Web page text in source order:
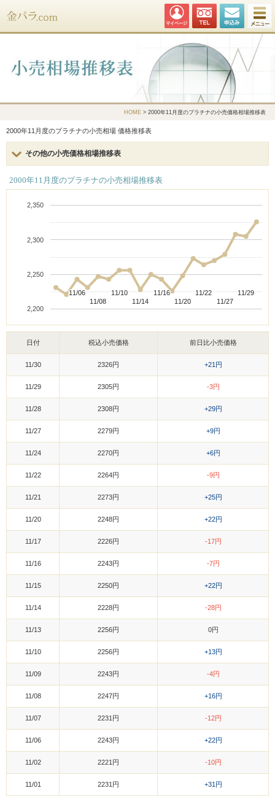
HOME > 2000年11月度のプラチナの小売価格相場推移表
2000年11月度のプラチナの小売相場 価格推移表
その他の小売価格相場推移表
2000年11月度のプラチナの小売相場推移表
11/06
11/06
11/08
11/08
11/10
11/10
11/14
11/14
11/16
11/16
11/20
11/20
11/22
11/22
11/27
11/27
11/29
11/29
2,200
2,250
2,300
2,350
日付 税込小売価格 前日比小売価格
11/30 2326円 +21円
11/29 2305円 -3円
11/28 2308円 +29円
11/27 2279円 +9円
11/24 2270円 +6円
11/22 2264円 -9円
11/21 2273円 +25円
11/20 2248円 +22円
11/17 2226円 -17円
11/16 2243円 -7円
11/15 2250円 +22円
11/14 2228円 -28円
11/13 2256円 0円
11/10 2256円 +13円
11/09 2243円 -4円
11/08 2247円 +16円
11/07 2231円 -12円
11/06 2243円 +22円
11/02 2221円 -10円
11/01 2231円 +31円